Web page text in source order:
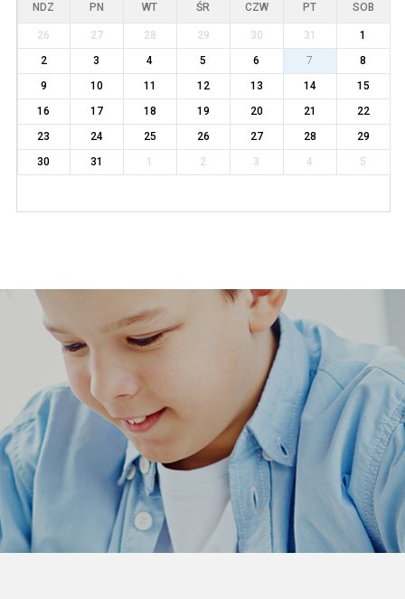
NDZ PN WT ŚR CZW PT SOB
26 27 28 29 30 31
1
2
3 4 5 6 7
8
9
10 11 12 13 14
15
16
17 18 19 20 21
22
23
24 25 26 27 28
29
30
31 1 2 3 4 5